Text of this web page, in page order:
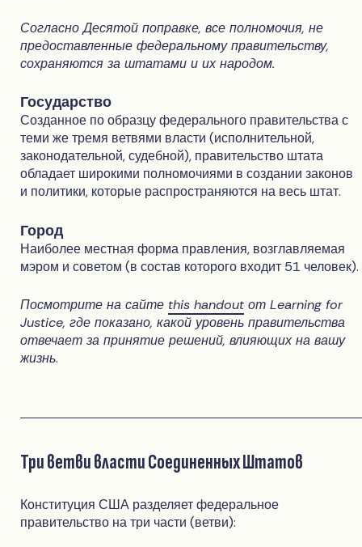
Согласно Десятой поправке, все полномочия, не
предоставленные федеральному правительству,
сохраняются за штатами и их народом.
Государство
Созданное по образцу федерального правительства с
теми же тремя ветвями власти (исполнительной,
законодательной, судебной), правительство штата
обладает широкими полномочиями в создании законов
и политики, которые распространяются на весь штат.
Город
Наиболее местная форма правления, возглавляемая
мэром и советом (в состав которого входит 51 человек).
Посмотрите на сайте this handout от Learning for
Justice, где показано, какой уровень правительства
отвечает за принятие решений, влияющих на вашу
жизнь.
Три ветви власти Соединенных Штатов
Конституция США разделяет федеральное
правительство на три части (ветви):